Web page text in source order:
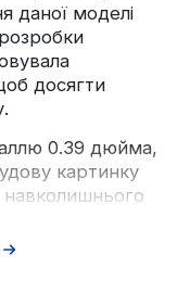
даної моделі
досягти
0.39 дюйма,
картинку
навколишнього
635 –